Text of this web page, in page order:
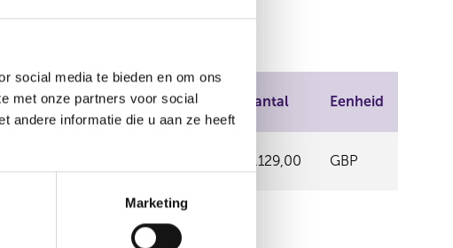
social media te bieden en om ons
met onze partners voor social
andere informatie die u aan ze heeft
Marketing
van handel Prijs Aantal Eenheid
- EURONEXT
6.129,00 GBP